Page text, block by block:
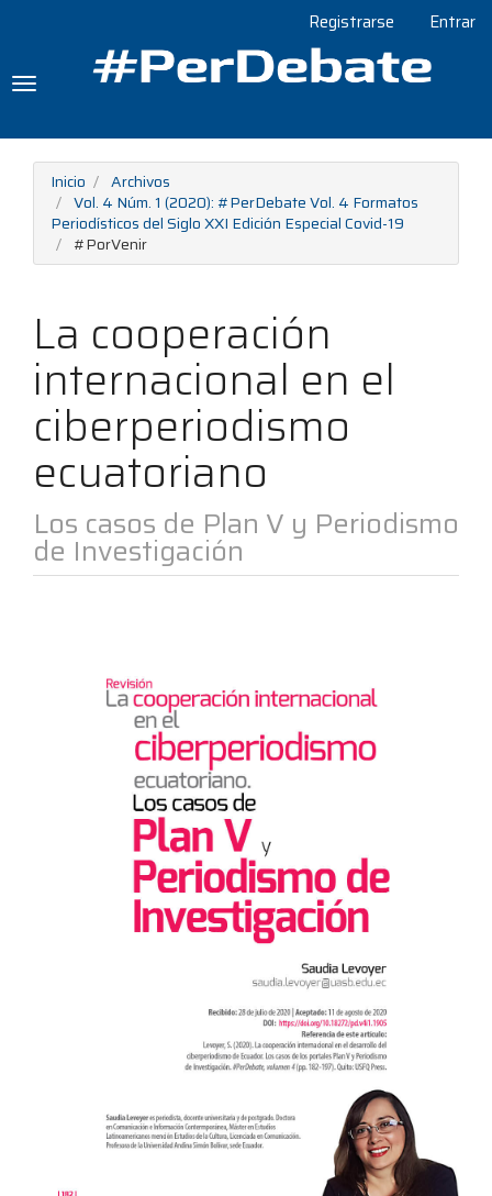
Contenido
principal
Registrarse Entrar
Toggle
Inicio
Archivos
Vol. 4 Núm. 1 (2020): #PerDebate Vol. 4 Formatos
Periodísticos del Siglo XXI Edición Especial Covid-19
#PorVenir
La cooperación
internacional en el
ciberperiodismo
ecuatoriano
Los casos de Plan V y Periodismo
de Investigación
artículo